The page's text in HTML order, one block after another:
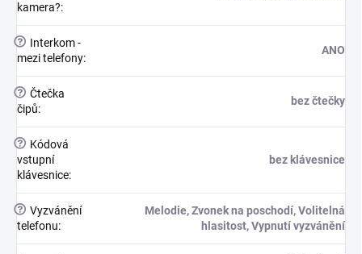
kamera?:
?
Interkom -
mezi telefony:
ANO
? Čtečka
čipů:
bez čtečky
?
Kódová
vstupní
klávesnice:
bez klávesnice
? Vyzvánění
telefonu:
Melodie, Zvonek na poschodí, Volitelná
hlasitost, Vypnutí vyzvánění